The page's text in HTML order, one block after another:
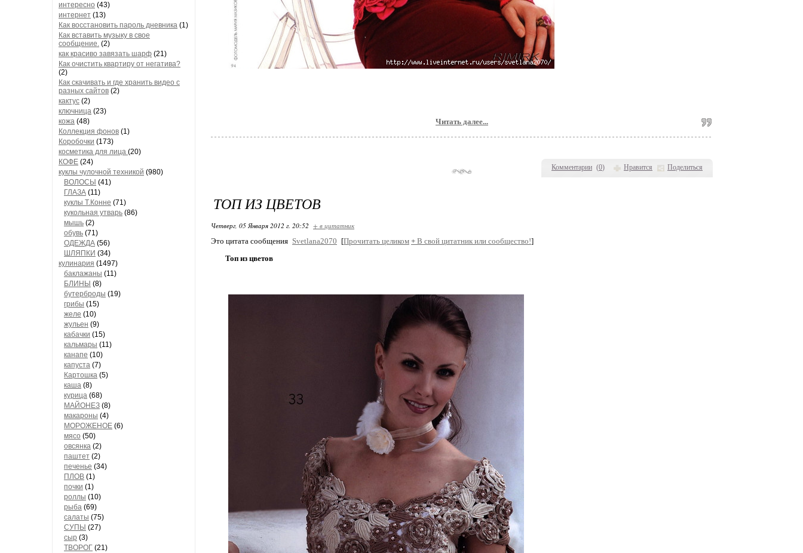
интересно (43)
интернет (13)
Как восстановить пароль дневника (1)
Как вставить музыку в свое
сообщение. (2)
как красиво завязать шарф (21)
Как очистить квартиру от негатива?
(2)
Как скачивать и где хранить видео с
разных сайтов (2)
кактус (2)
ключница (23)
кожа (48)
Коллекция фонов (1)
Коробочки (173)
косметика для лица (20)
КОФЕ (24)
куклы чулочной техникой (980)
ВОЛОСЫ (41)
ГЛАЗА (11)
куклы Т.Конне (71)
кукольная утварь (86)
мышь (2)
обувь (71)
ОДЕЖДА (56)
ШЛЯПКИ (34)
кулинария (1497)
баклажаны (11)
БЛИНЫ (8)
бутерброды (19)
грибы (15)
желе (10)
жульен (9)
кабачки (15)
кальмары (11)
канапе (10)
капуста (7)
Картошка (5)
каша (8)
курица (68)
МАЙОНЕЗ (8)
макароны (4)
МОРОЖЕНОЕ (6)
мясо (50)
овсянка (2)
паштет (2)
печенье (34)
ПЛОВ (1)
почки (1)
роллы (10)
рыба (69)
салаты (75)
СУПЫ (27)
сыр (3)
ТВОРОГ (21)
Комментарии (0) Нравится Поделиться
Читать далее...
ТОП ИЗ ЦВЕТОВ
Четверг, 05 Января 2012 г. 20:52 + в цитатник
Это цитата сообщения Svetlana2070 [Прочитать целиком + В свой цитатник или сообщество!]
Топ из цветов